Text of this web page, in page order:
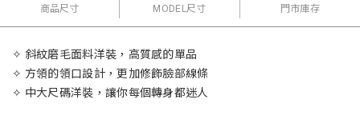
商品尺寸 MODEL尺寸 門市庫存
✧ 斜紋磨毛面料洋裝，高質感的單品
✧ 方領的領口設計，更加修飾臉部線條
✧ 中大尺碼洋裝，讓你每個轉身都迷人